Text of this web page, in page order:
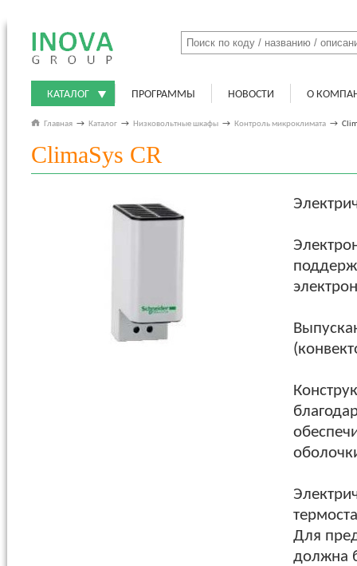
КАТАЛОГ ПРОГРАММЫ НОВОСТИ О
Главная → Каталог → Низковольтные шкафы → Контроль микроклимата →
ClimaSys CR
Для
должна